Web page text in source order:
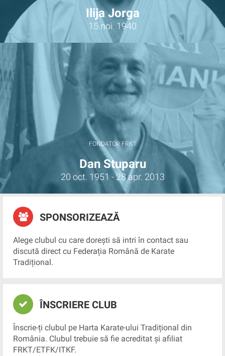
Ilija Jorga
15 noi. 1940
FONDATOR FRKT
Dan Stuparu
20 oct. 1951 - 28 apr. 2013
SPONSORIZEAZĂ
Alege clubul cu care dorești să intri în contact sau
discută direct cu Federația Română de Karate
Tradițional.
ÎNSCRIERE CLUB
Înscrie-ți clubul pe Harta Karate-ului Tradițional din
România. Clubul trebuie să fie acreditat și afiliat
FRKT/ETFK/ITKF.